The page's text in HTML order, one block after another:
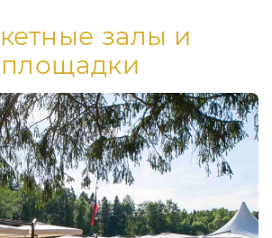
залы и
площадки